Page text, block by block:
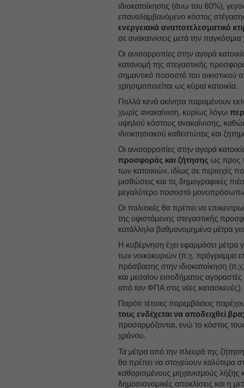
ιδιοκατοίκησης (άνω του 60%),
επαναλαμβανόμενο κόστος
ενεργειακά αναποτελεσματικό
σε ανακαινίσεις μετά την
Οι ανισορροπίες στην αγορά
κατανομή της στεγαστικής
σημαντικό ποσοστό του
χρησιμοποιείται ως κύρια κατοικία.
Πολλά κενά ακίνητα παραμένουν
χωρίς ανακαίνιση, κυρίως λόγω
υψηλού κόστους ανακαίνισης, καθώς
ιδιοκτησιακού καθεστώτος και
Οι ανισορροπίες στην αγορά
προσφοράς και ζήτησης ως προς
των κατοικιών, ιδίως σε περιοχές
μισθώσεις και τις δημογραφικές
μεγαλύτερο ποσοστό
Οι πολιτικές θα πρέπει να
της υφιστάμενης στεγαστικής
κατάλληλα βαθμονομημένα μέτρα
Η κυβέρνηση έχει εφαρμόσει μέτρα
των νοικοκυριών (π.χ. πρόγραμμα
πρόσβασης στην ιδιοκατοίκηση
και μεσαίου εισοδήματος
από τον ΦΠΑ στις νέες κατασκευές).
Παρότι τέτοιες παρεμβάσεις
τους ενδέχεται να αποδειχθεί
προσαρμόζονται, ενώ το κόστος
χρόνου.
Τα μέτρα από την πλευρά της
θα πρέπει να στοχεύουν καλύτερα
καθορισμένους μηχανισμούς λήξης
δημοσιονομικές αποκλίσεις και η